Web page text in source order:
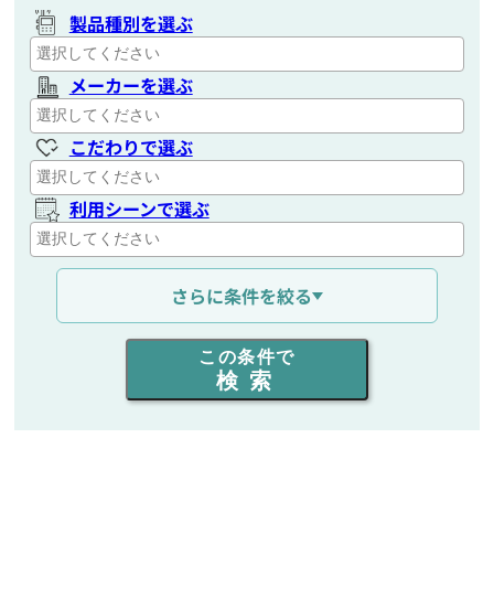
製品種別を選ぶ
メーカーを選ぶ
こだわりで選ぶ
利用シーンで選ぶ
通信距離を選ぶ
出力を選ぶ
同時通話人数を選ぶ
さらに条件を絞る
この条件で
検索